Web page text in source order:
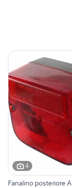
4
Fanalino posteriore